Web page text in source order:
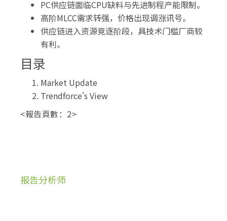
PC供应链面临CPU缺料与先进制程产能限制。
高阶MLCC需求转强，价格出现调涨讯号。
供应链进入资源竞逐阶段，具技术门槛厂商较
有利。
目录
Market Update
Trendforce's View
<報告頁數：2>
报告分析师